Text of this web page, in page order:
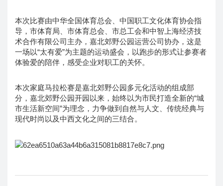
本次比赛由中华全国体育总会、中国职工文化体育协会指
导，市体育局、市体育总会、市总工会和中智上海经济技
术合作有限公司主办，嘉北郊野公园运营公司协办，这是
一场以“太有爱”为主题的运动盛会，以跑步的形式让参赛者
体验爱的陪伴，感受企业对职工的关怀。
本次家庭马拉松赛是嘉北郊野公园多元化活动的组成部
分，嘉北郊野公园开园以来，始终以为市民打造全新的“城
市生活新空间”为理念，力争做到自然与人文、传统经典与
现代时尚以及中西文化之间的三结合。